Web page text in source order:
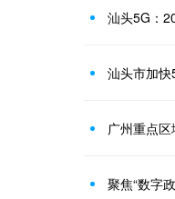
汕头5G：
广州重点
聚焦“数字